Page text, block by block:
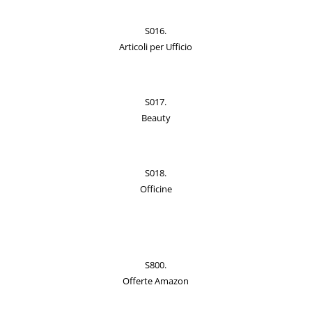
S016.
Articoli per Ufficio
S017.
Beauty
S018.
Officine
S800.
Offerte Amazon